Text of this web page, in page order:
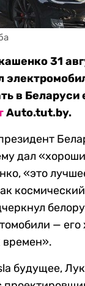
31
в Беларуси
Auto.tut.by.
дал
«это
— его
будущее,